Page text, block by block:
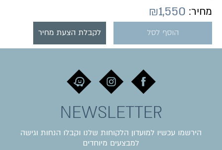
מחיר: ₪1,550
הוסף לסל לקבלת הצעת מחיר
NEWSLETTER
הירשמו עכשיו למועדון הלקוחות שלנו וקבלו הנחות וגישה
למבצעים מיוחדים